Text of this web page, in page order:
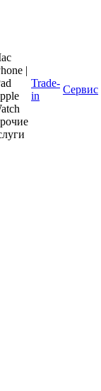
|
Trade-
in
Сервис